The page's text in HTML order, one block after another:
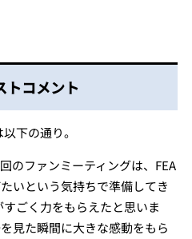
トコメント
下の通り。
のファンミーティングは、FEA
いという気持ちで準備してき
ごく力をもらえたと思いま
見た瞬間に大きな感動をもら